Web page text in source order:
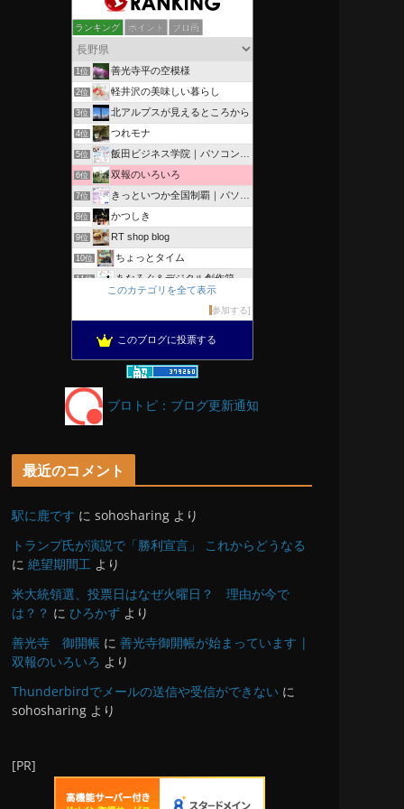
ランキング ポイント ブロ画
1位 善光寺平の空模様
2位 軽井沢の美味しい暮らし
3位 北アルプスが見えるところから
4位 つれモナ
5位 飯田ビジネス学院｜パソコン、簿記、公共職業訓練と求職者支援
6位 双報のいろいろ
7位 きっといつか全国制覇｜パソコン教室、簿記教室のスタッフブログ
8位 かつしき
9位 RT shop blog
10位 ちょっとタイム
11位 あなろぐ＆デジタル創作箱
軽井沢まったり生活 柴犬とともに
13位 ぴきょログ 軽井沢でぐーたら生活
がんばれ長野
15位 OESセｴラ＆レイラ何気ない風景
このカテゴリを全て表示
参加する
このブログに投票する
ブロトピ：ブログ更新通知
最近のコメント
駅に鹿です に sohosharing より
トランプ氏が演説で「勝利宣言」 これからどうなる
に 絶望期間工 より
米大統領選、投票日はなぜ火曜日？ 理由が今で
は？？ に ひろかず より
善光寺 御開帳 に 善光寺御開帳が始まっています |
双報のいろいろ より
Thunderbirdでメールの送信や受信ができない に
sohosharing より
[PR]